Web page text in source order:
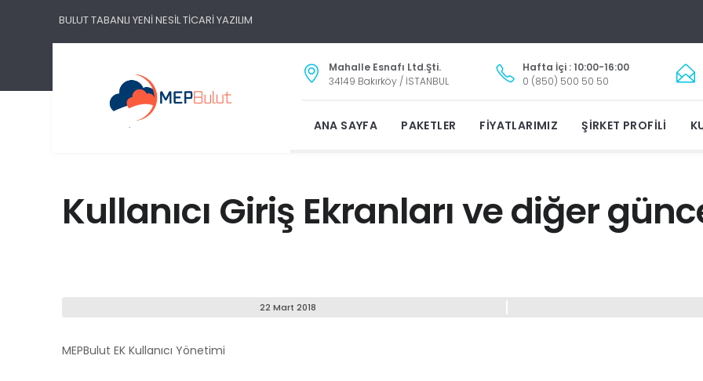
BULUT TABANLI YENİ NESİL TİCARİ YAZILIM
Mahalle Esnafı Ltd.Şti.
34149 Bakırköy / İSTANBUL
Hafta İçi : 10:00-16:00
0 (850) 500 50 50
ANA SAYFA PAKETLER FIYATLARIMIZ ŞIRKET PROFILI
Kullanıcı Giriş Ekranları ve diğer
22 Mart 2018
MEPBulut EK Kullanıcı Yönetimi